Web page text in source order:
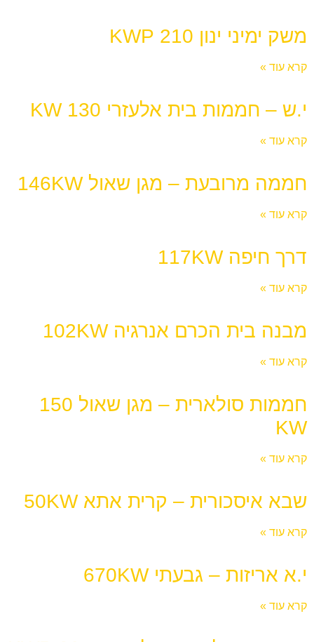
משק ימיני ינון 210 KWP
קרא עוד »
י.ש – חממות בית אלעזרי 130 KW
קרא עוד »
חממה מרובעת – מגן שאול 146KW
קרא עוד »
דרך חיפה 117KW
קרא עוד »
מבנה בית הכרם אנרגיה 102KW
קרא עוד »
חממות סולארית – מגן שאול 150
KW
קרא עוד »
שבא איסכורית – קרית אתא 50KW
קרא עוד »
י.א אריזות – גבעתי 670KW
קרא עוד »